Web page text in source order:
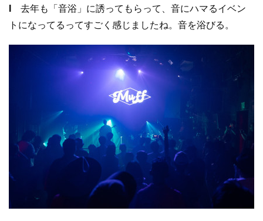
I 去年も「音浴」に誘ってもらって、音にハマるイベン
トになってるってすごく感じましたね。音を浴びる。